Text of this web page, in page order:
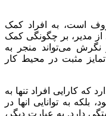
است، به افراد کمک
از مدیر، بر چگونگی کمک
نگرش می‌تواند منجر به
مثبت در محیط کار
که کارایی افراد تنها به
به توانایی انها در
دارد. به عبارت دیگر،